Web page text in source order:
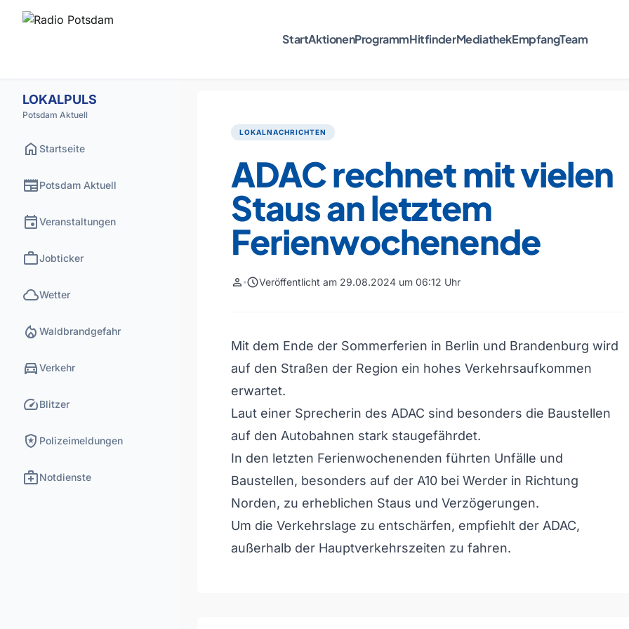
StartAktionenProgrammHitfinderMediathekEmpfangTeam
LOKALPULS
Potsdam Aktuell
home Startseite
newspaperPotsdam Aktuell
eventVeranstaltungen
workJobticker
cloudWetter
local_fire_department Waldbrandgefahr
directions_carVerkehr
speedBlitzer
local_police Polizeimeldungen
medical_servicesNotdienste
LOKALNACHRICHTEN
ADAC rechnet mit vielen
Staus an letztem
Ferienwochenende
person scheduleVeröffentlicht am 29.08.2024 um 06:12 Uhr
Mit dem Ende der Sommerferien in Berlin und Brandenburg wird
auf den Straßen der Region ein hohes Verkehrsaufkommen
erwartet.
Laut einer Sprecherin des ADAC sind besonders die Baustellen
auf den Autobahnen stark staugefährdet.
In den letzten Ferienwochenenden führten Unfälle und
Baustellen, besonders auf der A10 bei Werder in Richtung
Norden, zu erheblichen Staus und Verzögerungen.
Um die Verkehrslage zu entschärfen, empfiehlt der ADAC,
außerhalb der Hauptverkehrszeiten zu fahren.